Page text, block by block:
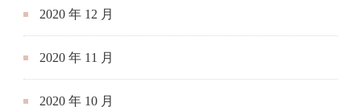
2020 年 12 月
2020 年 11 月
2020 年 10 月